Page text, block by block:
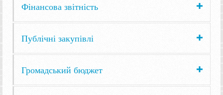
Фінансова звітність
Публічні закупівлі
Громадський бюджет